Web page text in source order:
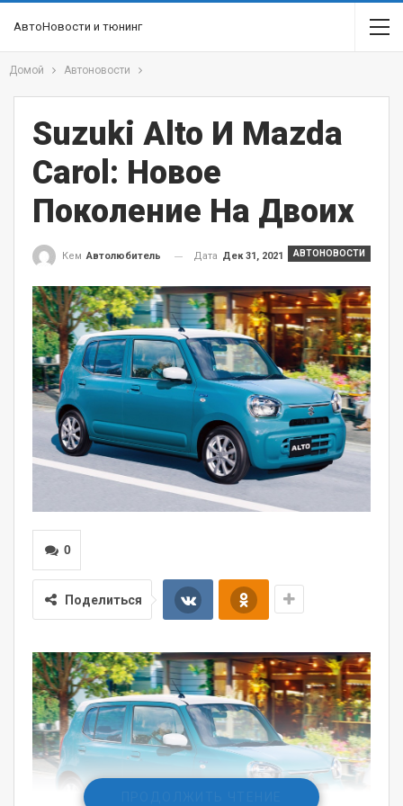
АвтоНовости и тюнинг
Домой Автоновости
Suzuki Alto И Mazda
Carol: Новое
Поколение На Двоих
АВТОНОВОСТИ
Кем Автолюбитель Дата Дек 31, 2021
0
Поделиться